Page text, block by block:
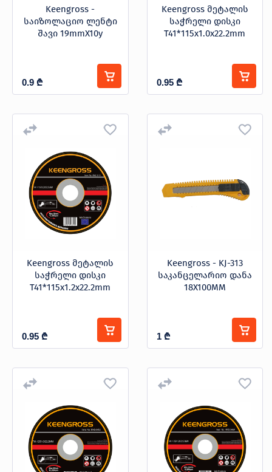
Keengross -
საიზოლაციო ლენტი
შავი 19mmX10y
0.9 ₾
Keengross მეტალის
საჭრელი დისკი
T41*115x1.0x22.2mm
0.95 ₾
Keengross მეტალის
საჭრელი დისკი
T41*115x1.2x22.2mm
0.95 ₾
Keengross - KJ-313
საკანცელარიო დანა
18X100MM
1 ₾